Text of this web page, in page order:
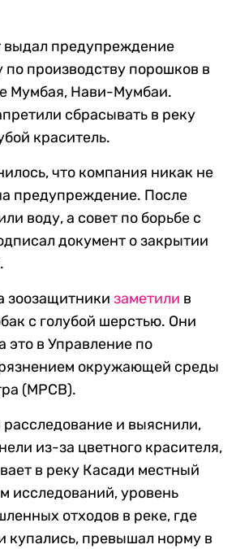
выдал предупреждение
по производству порошков в
Мумбая, Нави-Мумбаи.
сбрасывать в реку
краситель.
что компания никак не
предупреждение. После
воду, а совет по борьбе с
документ о закрытии
зоозащитники заметили в
с голубой шерстью. Они
это в Управление по
окружающей среды
(MPCB).
расследование и выяснили,
из-за цветного красителя,
в реку Касади местный
исследований, уровень
отходов в реке, где
купались, превышал норму в